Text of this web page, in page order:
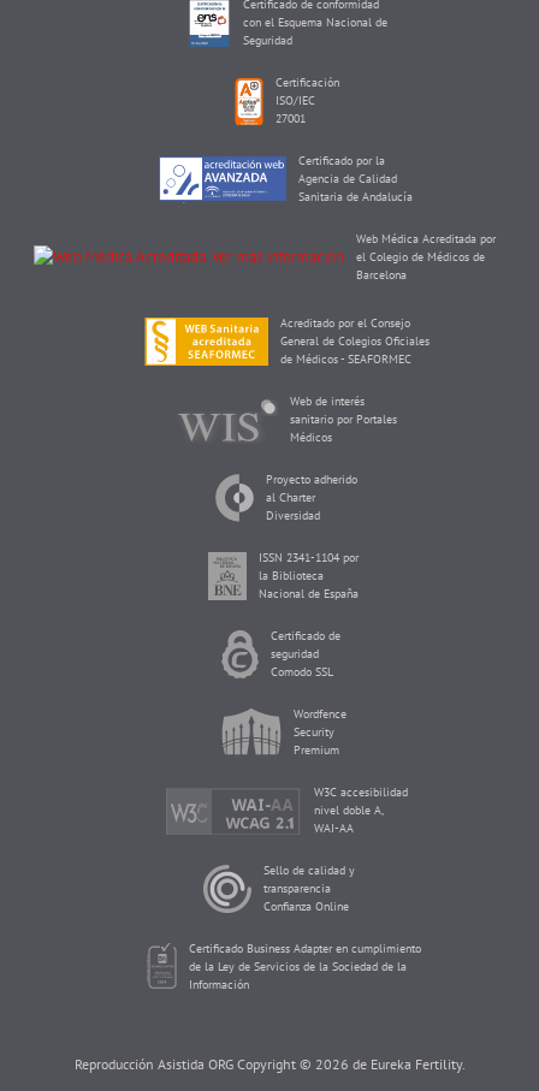
Certificado de conformidad
con el Esquema Nacional de
Seguridad
Certificación
ISO/IEC
27001
Certificado por la
Agencia de Calidad
Sanitaria de Andalucía
Web Médica Acreditada por
el Colegio de Médicos de
Barcelona
Acreditado por el Consejo
General de Colegios Oficiales
de Médicos - SEAFORMEC
Web de interés
sanitario por Portales
Médicos
Proyecto adherido
al Charter
Diversidad
ISSN 2341-1104 por
la Biblioteca
Nacional de España
Certificado de
seguridad
Comodo SSL
Wordfence
Security
Premium
W3C accesibilidad
nivel doble A,
WAI-AA
Sello de calidad y
transparencia
Confianza Online
Certificado Business Adapter en cumplimiento
de la Ley de Servicios de la Sociedad de la
Información
Reproducción Asistida ORG Copyright © 2026 de Eureka Fertility.